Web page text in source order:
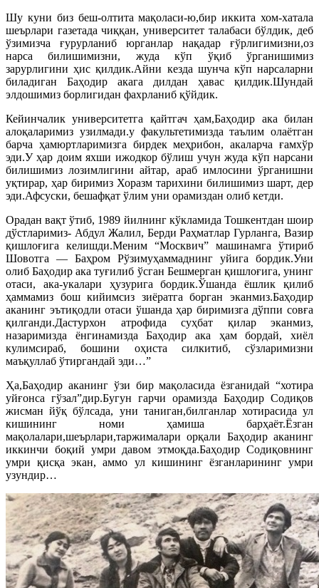
Шу куни биз беш-олтита мақоласи-ю,бир иккита хом-хатала
шеърлари газетада чиққан, университет талабаси бўлдик, деб
ўзимизча ғурурланиб юрганлар нақадар ғўрлигимизни,оз
нарса билишимизни, жуда кўп ўқиб ўрганишимиз
зарурлигини ҳис қилдик.Айни кезда шунча кўп нарсаларни
биладиган Баҳодир акага дилдан ҳавас қилдик.Шундай
элдошимиз борлигидан фахрланиб қўйдик.
Кейинчалик университетга қайтгач ҳам,Баҳодир ака билан
алоқаларимиз узилмади.у факультетимизда таълим олаётган
барча ҳамюртларимизга бирдек меҳрибон, акаларча ғамхўр
эди.У ҳар доим яхши ижодкор бўлиш учун жуда кўп нарсани
билишимиз лозимлигини айтар, араб имлосини ўрганишни
уқтирар, ҳар биримиз Хоразм тарихини билишимиз шарт, дер
эди.Афсуски, бешафқат ўлим уни орамиздан олиб кетди.
Орадан вақт ўтиб, 1989 йилнинг кўкламида Тошкентдан шоир
дўстларимиз- Абдул Жалил, Берди Раҳматлар Гурланга, Вазир
қишлоғига келишди.Меним “Москвич” машинамга ўтириб
Шовотга — Баҳром Рўзимуҳаммаднинг уйига бордик.Уни
олиб Баҳодир ака туғилиб ўсган Бешмерган қишлоғига, унинг
отаси, ака-укалари ҳузурига бордик.Ўшанда ёшлик қилиб
ҳаммамиз бош кийимсиз зиёратга борган эканмиз.Баҳодир
аканинг эътиқодли отаси ўшанда ҳар биримизга дўппи совға
қилганди.Дастурхон атрофида суҳбат қилар эканмиз,
назаримизда ёнгинамизда Баҳодир ака ҳам бордай, хиёл
кулимсираб, бошини оҳиста силкитиб, сўзларимизни
маъқуллаб ўтиргандай эди…”
Ҳа,Баҳодир аканинг ўзи бир мақоласида ёзганидай “хотира
уйғонса гўзал”дир.Бугун гарчи орамизда Баҳодир Содиқов
жисман йўқ бўлсада, уни таниган,билганлар хотирасида ул
кишининг номи ҳамиша барҳаёт.Ёзган
мақолалари,шеърлари,таржималари орқали Баҳодир аканинг
иккинчи боқий умри давом этмоқда.Баҳодир Содиқовнинг
умри қисқа экан, аммо ул кишининг ёзганларининг умри
узундир…